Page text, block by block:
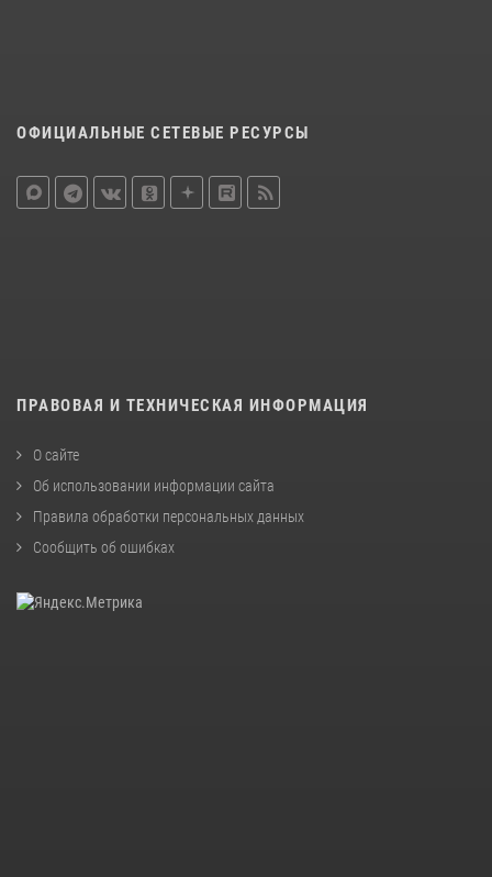
ОФИЦИАЛЬНЫЕ СЕТЕВЫЕ РЕСУРСЫ
ПРАВОВАЯ И ТЕХНИЧЕСКАЯ ИНФОРМАЦИЯ
О сайте
Об использовании информации сайта
Правила обработки персональных данных
Сообщить об ошибках